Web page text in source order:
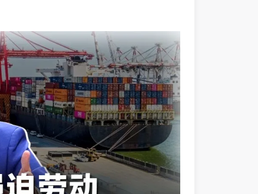
括棕油、棕仁油、油脂化学品及胶合
关税；其次为印刷机械零件及医疗器
化。该行预计，美国针对“结构性产能过